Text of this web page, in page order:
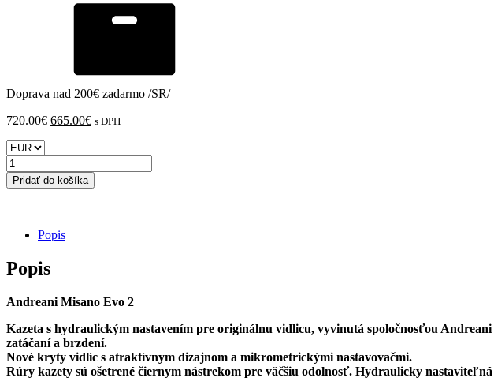
Doprava nad 200€ zadarmo /SR/
720.00€ Pôvodná
665.00€Aktuálna
s DPH
množstvo
KTM
690
43)
predné
Andreani
EVO
2
Pridať do košíka
Popis
Popis
Andreani Misano Evo 2
Kazeta s hydraulickým nastavením pre originálnu vidlicu, vyvinutá spoločnosťou
zatáčaní a brzdení.
Nové kryty vidlíc s atraktívnym dizajnom a mikrometrickými nastavovačmi.
Rúry kazety sú ošetrené čiernym nástrekom pre väčšiu odolnosť. Hydraulicky